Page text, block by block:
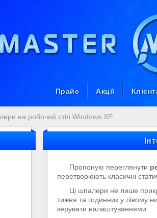
Прайс Акції
на робочий стіл Windows XP
Пропоную переглянути
перетворюють класичні
Ці шпалери не лише
тижня та годинник у лівому
керувати налаштуваннями.